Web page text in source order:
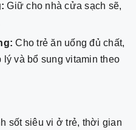
Giữ cho nhà cửa sạch sẽ,
Cho trẻ ăn uống đủ chất,
và bổ sung vitamin theo
sốt siêu vi ở trẻ, thời gian